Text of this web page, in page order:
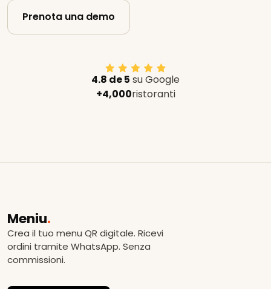
Prenota una demo
4.8 de 5 su Google
+4,000ristoranti
Meniu.
Crea il tuo menu QR digitale. Ricevi
ordini tramite WhatsApp. Senza
commissioni.